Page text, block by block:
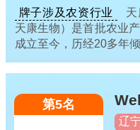
牌子涉及农资行业
天康生物）是首批农业
成立至今，历经20多年
第5名
辽